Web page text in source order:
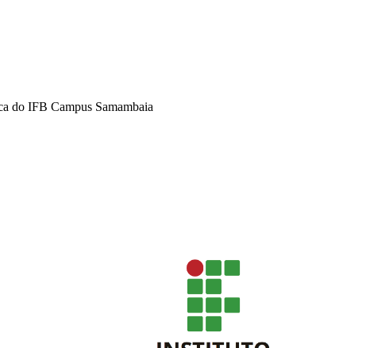
do IFB Campus Samambaia